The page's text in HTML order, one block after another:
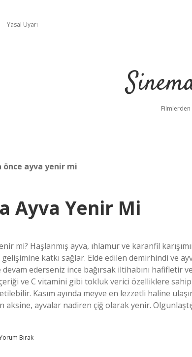
Yasal Uyarı
önce ayva yenir mi
Ayva Yenir Mi
mi? Haşlanmış ayva, ıhlamur ve karanfil
katkı sağlar. Elde edilen demirhindi ve
ederseniz ince bağırsak iltihabını hafifletir
ve C vitamini gibi tokluk verici özelliklere
Kasım ayında meyve en lezzetli haline
ayvalar nadiren çiğ olarak yenir.
Bırak